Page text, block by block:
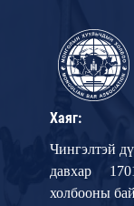
Хаяг:
Чингэлтэй
давхар
холбооны